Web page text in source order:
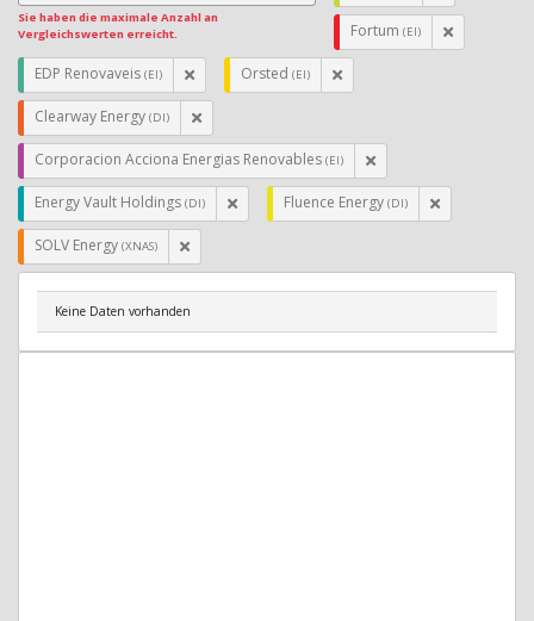
Sie haben die maximale Anzahl an
Vergleichswerten erreicht.
Fortum (EI)
EDP Renovaveis (EI) Orsted (EI)
Clearway Energy (DI)
Corporacion Acciona Energias Renovables (EI)
Energy Vault Holdings (DI) Fluence Energy (DI)
SOLV Energy (XNAS)
Keine Daten vorhanden